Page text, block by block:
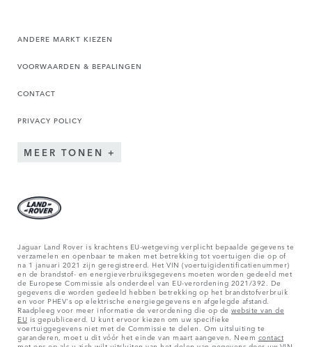
ANDERE MARKT KIEZEN
VOORWAARDEN & BEPALINGEN
CONTACT
PRIVACY POLICY
MEER TONEN
Jaguar Land Rover is krachtens EU-wetgeving verplicht bepaalde gegevens te
verzamelen en openbaar te maken met betrekking tot voertuigen die op of
na 1 januari 2021 zijn geregistreerd. Het VIN (voertuigidentificatienummer)
en de brandstof- en energieverbruiksgegevens moeten worden gedeeld met
de Europese Commissie als onderdeel van EU-verordening 2021/392. De
gegevens die worden gedeeld hebben betrekking op het brandstofverbruik
en voor PHEV's op elektrische energiegegevens en afgelegde afstand.
Raadpleeg voor meer informatie de verordening die op dewebsite van de
EU is gepubliceerd. U kunt ervoor kiezen om uw specifieke
voertuiggegevens niet met de Commissie te delen. Om uitsluiting te
garanderen, moet u dit vóór het einde van maart aangeven. Neem contact